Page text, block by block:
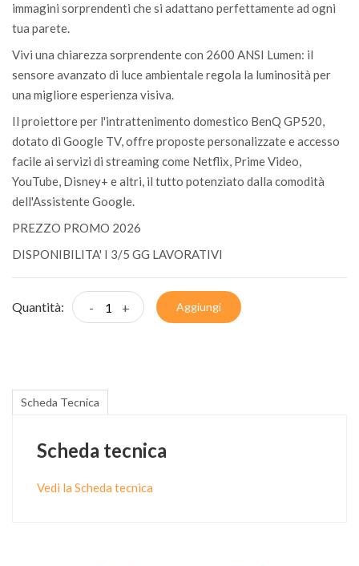
immagini sorprendenti che si adattano perfettamente ad ogni
tua parete.
Vivi una chiarezza sorprendente con 2600 ANSI Lumen: il
sensore avanzato di luce ambientale regola la luminosità per
una migliore esperienza visiva.
Il proiettore per l'intrattenimento domestico BenQ GP520,
dotato di Google TV, offre proposte personalizzate e accesso
facile ai servizi di streaming come Netflix, Prime Video,
YouTube, Disney+ e altri, il tutto potenziato dalla comodità
dell'Assistente Google.
PREZZO PROMO 2026
DISPONIBILITA' I 3/5 GG LAVORATIVI
Quantità: - + Aggiungi
Scheda Tecnica
Scheda tecnica
Vedi la Scheda tecnica